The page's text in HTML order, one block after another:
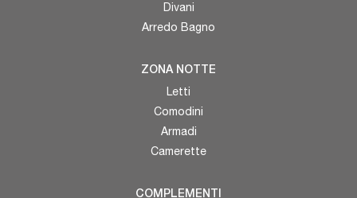
Divani
Arredo Bagno
ZONA NOTTE
Letti
Comodini
Armadi
Camerette
COMPLEMENTI